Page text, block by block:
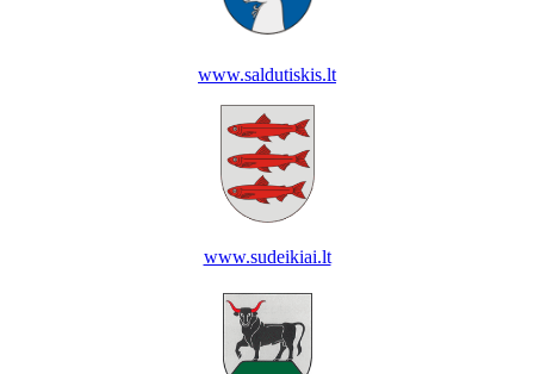
www.saldutiskis.lt
www.sudeikiai.lt